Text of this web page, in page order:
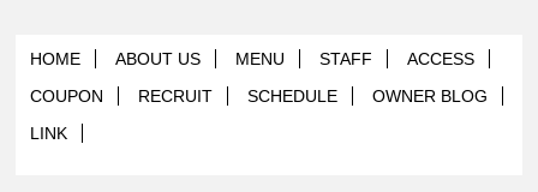
HOME ABOUT US MENU STAFF
ACCESS
COUPON
RECRUIT SCHEDULE
OWNER BLOG
LINK